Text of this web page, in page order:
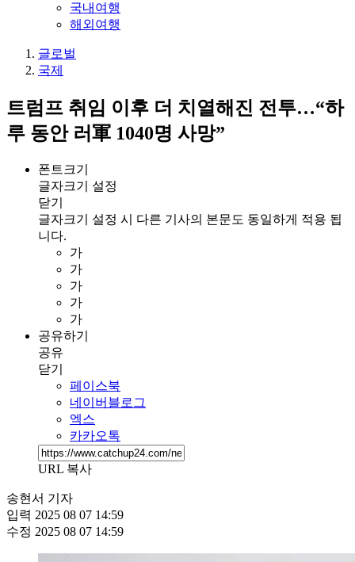
국내여행
해외여행
글로벌
국제
트럼프 취임 이후 더 치열해진 전투…“하
루 동안 러軍 1040명 사망”
폰트크기
글자크기 설정
닫기
글자크기 설정 시 다른 기사의 본문도 동일하게 적용 됩
니다.
가
가
가
가
가
공유하기
공유
닫기
페이스북
네이버블로그
엑스
카카오톡
URL 복사
송현서 기자
입력 2025 08 07 14:59
수정 2025 08 07 14:59